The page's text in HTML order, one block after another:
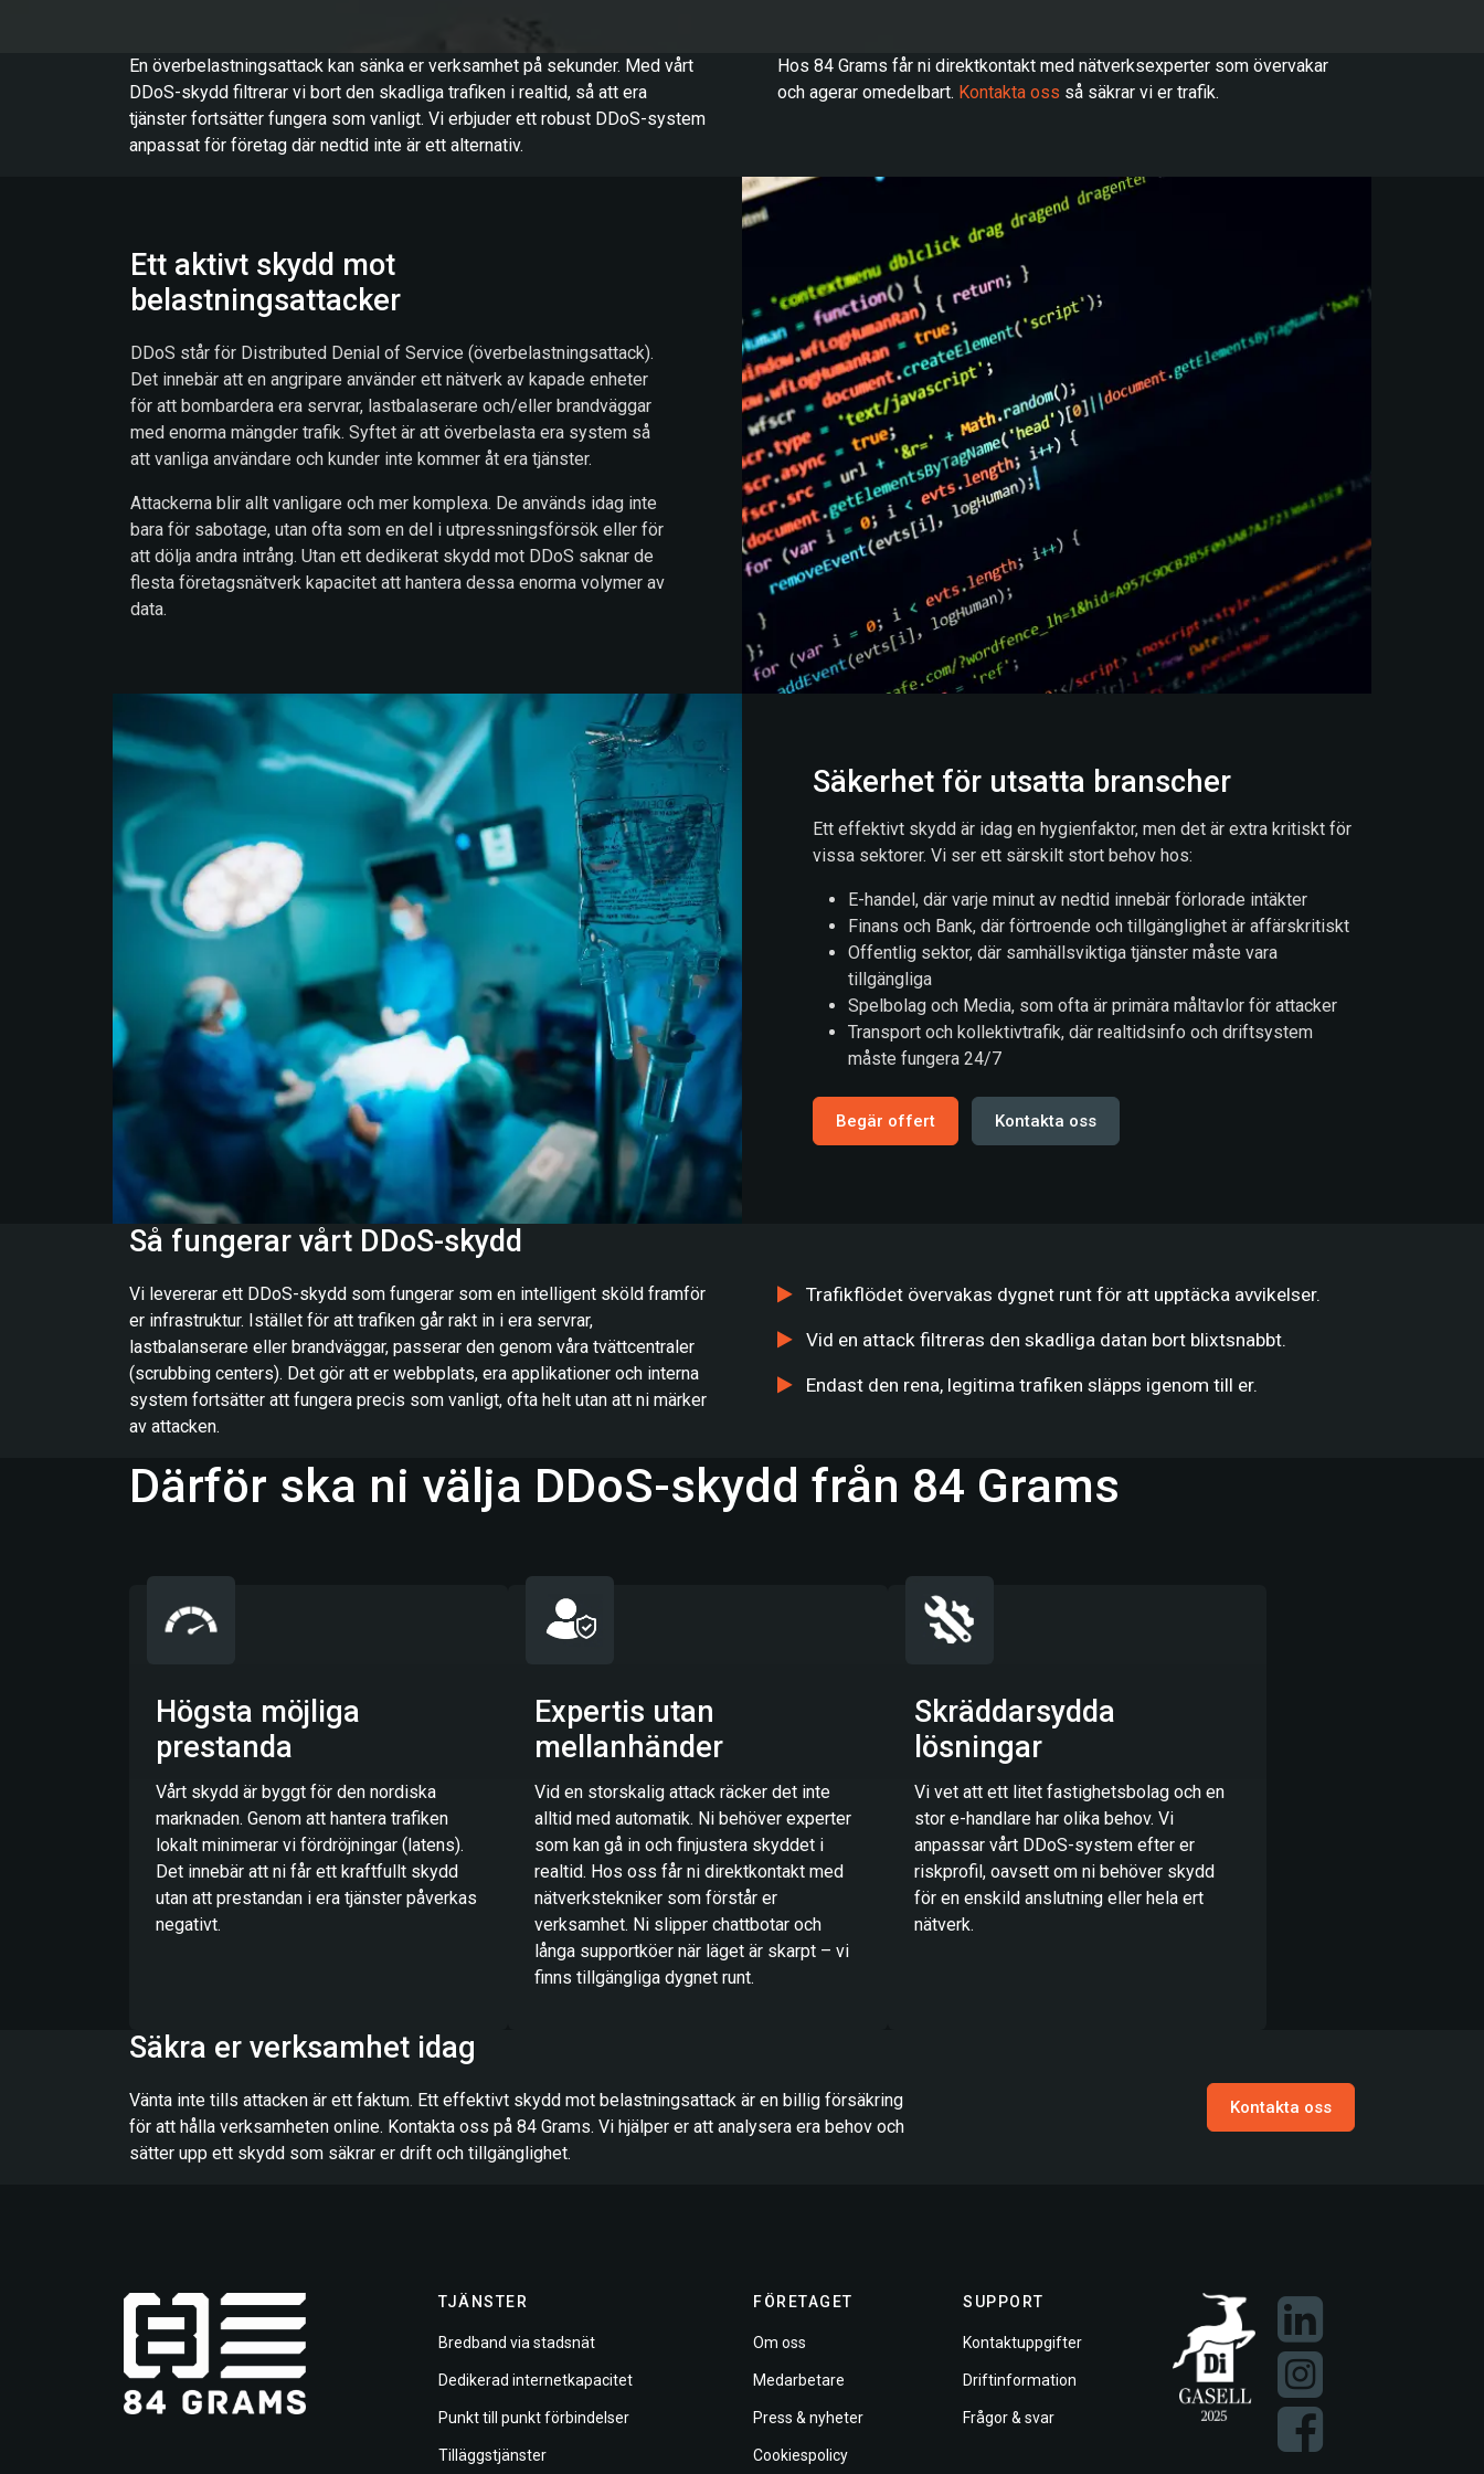
En överbelastningsattack kan sänka er verksamhet på sekunder. Med vårt
DDoS-skydd filtrerar vi bort den skadliga trafiken i realtid, så att era
tjänster fortsätter fungera som vanligt. Vi erbjuder ett robust DDoS-system
anpassat för företag där nedtid inte är ett alternativ.
Hos 84 Grams får ni direktkontakt med nätverksexperter som övervakar
och agerar omedelbart. Kontakta oss så säkrar vi er trafik.
Ett aktivt skydd mot
belastningsattacker
DDoS står för Distributed Denial of Service (överbelastningsattack).
Det innebär att en angripare använder ett nätverk av kapade enheter
för att bombardera era servrar, lastbalaserare och/eller brandväggar
med enorma mängder trafik. Syftet är att överbelasta era system så
att vanliga användare och kunder inte kommer åt era tjänster.
Attackerna blir allt vanligare och mer komplexa. De används idag inte
bara för sabotage, utan ofta som en del i utpressningsförsök eller för
att dölja andra intrång. Utan ett dedikerat skydd mot DDoS saknar de
flesta företagsnätverk kapacitet att hantera dessa enorma volymer av
data.
Säkerhet för utsatta branscher
Ett effektivt skydd är idag en hygienfaktor, men det är extra kritiskt för
vissa sektorer. Vi ser ett särskilt stort behov hos:
E-handel, där varje minut av nedtid innebär förlorade intäkter
Finans och Bank, där förtroende och tillgänglighet är affärskritiskt
Offentlig sektor, där samhällsviktiga tjänster måste vara
tillgängliga
Spelbolag och Media, som ofta är primära måltavlor för attacker
Transport och kollektivtrafik, där realtidsinfo och driftsystem
måste fungera 24/7
Begär offert Kontakta oss
Så fungerar vårt DDoS-skydd
Vi levererar ett DDoS-skydd som fungerar som en intelligent sköld framför
er infrastruktur. Istället för att trafiken går rakt in i era servrar,
lastbalanserare eller brandväggar, passerar den genom våra tvättcentraler
(scrubbing centers). Det gör att er webbplats, era applikationer och interna
system fortsätter att fungera precis som vanligt, ofta helt utan att ni märker
av attacken.
Trafikflödet övervakas dygnet runt för att upptäcka avvikelser.
Vid en attack filtreras den skadliga datan bort blixtsnabbt.
Endast den rena, legitima trafiken släpps igenom till er.
Därför ska ni välja DDoS-skydd från 84 Grams
Högsta möjliga
prestanda
Vårt skydd är byggt för den nordiska
marknaden. Genom att hantera trafiken
lokalt minimerar vi fördröjningar (latens).
Det innebär att ni får ett kraftfullt skydd
utan att prestandan i era tjänster påverkas
negativt.
Expertis utan
mellanhänder
Vid en storskalig attack räcker det inte
alltid med automatik. Ni behöver experter
som kan gå in och finjustera skyddet i
realtid. Hos oss får ni direktkontakt med
nätverkstekniker som förstår er
verksamhet. Ni slipper chattbotar och
långa supportköer när läget är skarpt – vi
finns tillgängliga dygnet runt.
Skräddarsydda
lösningar
Vi vet att ett litet fastighetsbolag och en
stor e-handlare har olika behov. Vi
anpassar vårt DDoS-system efter er
riskprofil, oavsett om ni behöver skydd
för en enskild anslutning eller hela ert
nätverk.
Säkra er verksamhet idag
Vänta inte tills attacken är ett faktum. Ett effektivt skydd mot belastningsattack är en billig försäkring
för att hålla verksamheten online. Kontakta oss på 84 Grams. Vi hjälper er att analysera era behov och
sätter upp ett skydd som säkrar er drift och tillgänglighet.
Kontakta oss
TJÄNSTER
Bredband via stadsnät
Dedikerad internetkapacitet
Punkt till punkt förbindelser
Tilläggstjänster
FÖRETAGET
Om oss
Medarbetare
Press & nyheter
Cookiespolicy
SUPPORT
Kontaktuppgifter
Driftinformation
Frågor & svar